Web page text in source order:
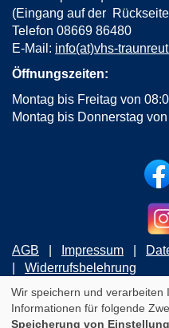
(Eingang auf der
Telefon 08669 86480
E-Mail: info(at)vhs-
Öffnungszeiten:
Montag bis Freitag von
Montag bis Donnerstag
AGB Impressum
Widerrufsbelehrung
Cookie Einstellungen
Wir speichern und verarbeiten
Informationen für folgende
Speicherung von